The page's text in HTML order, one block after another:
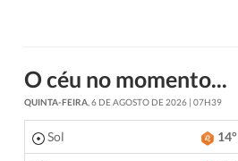
O céu no momento...
QUINTA-FEIRA , 6 DE AGOSTO DE 2026 | 07H39
Sol 14°